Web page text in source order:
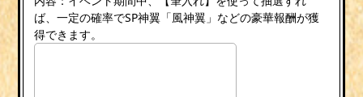
ば、一定の確率でSP神翼「風神翼」などの豪華報酬が獲
得できます。